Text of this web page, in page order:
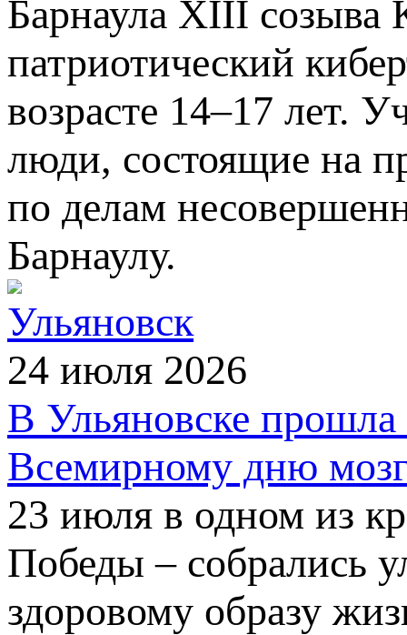
Барнаула XIII созыва
патриотический
возрасте 14–17 лет.
люди, состоящие на
по делам
Барнаулу.
Ульяновск
24 июля 2026
В Ульяновске прошла
Всемирному дню
23 июля в одном из
Победы – собрались
здоровому образу